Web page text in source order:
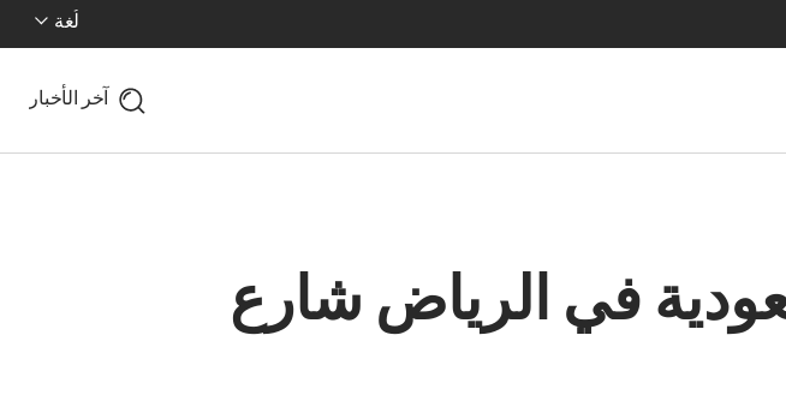
لُغة
آخر الأخبار
في الرياض شارع